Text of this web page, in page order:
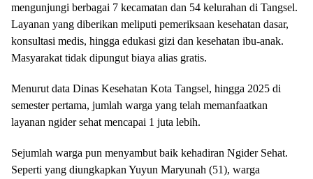
mengunjungi berbagai 7 kecamatan dan 54 kelurahan di Tangsel.
Layanan yang diberikan meliputi pemeriksaan kesehatan dasar,
konsultasi medis, hingga edukasi gizi dan kesehatan ibu-anak.
Masyarakat tidak dipungut biaya alias gratis.
Menurut data Dinas Kesehatan Kota Tangsel, hingga 2025 di
semester pertama, jumlah warga yang telah memanfaatkan
layanan ngider sehat mencapai 1 juta lebih.
Sejumlah warga pun menyambut baik kehadiran Ngider Sehat.
Seperti yang diungkapkan Yuyun Maryunah (51), warga